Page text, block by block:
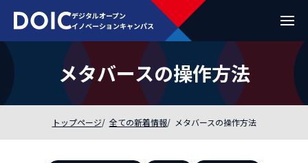
デジタルオープン
イノベーションキャンパス
メタバースの操作方法
トップページ 全ての新着情報 メタバースの操作方法